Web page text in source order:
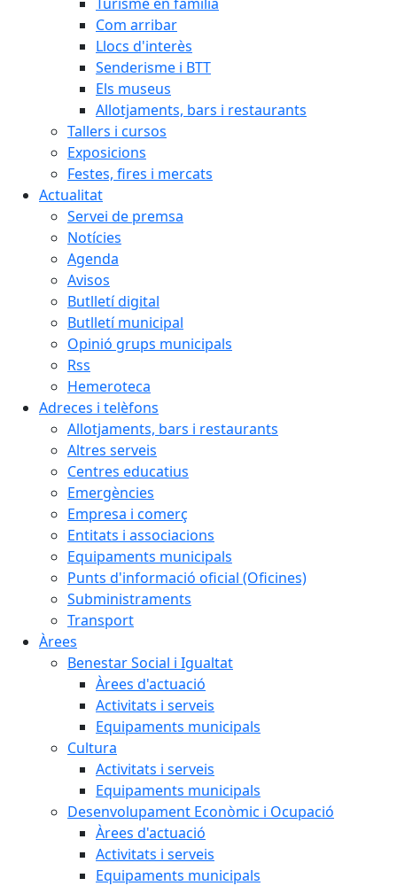
Com arribar
Llocs d'interès
Senderisme i BTT
Els museus
Allotjaments, bars i restaurants
Tallers i cursos
Exposicions
Festes, fires i mercats
Actualitat
Servei de premsa
Notícies
Agenda
Avisos
Butlletí digital
Butlletí municipal
Opinió grups municipals
Rss
Hemeroteca
Adreces i telèfons
Allotjaments, bars i restaurants
Altres serveis
Centres educatius
Emergències
Empresa i comerç
Entitats i associacions
Equipaments municipals
Punts d'informació oficial (Oficines)
Subministraments
Transport
Àrees
Benestar Social i Igualtat
Àrees d'actuació
Activitats i serveis
Equipaments municipals
Cultura
Activitats i serveis
Equipaments municipals
Desenvolupament Econòmic i Ocupació
Àrees d'actuació
Activitats i serveis
Equipaments municipals